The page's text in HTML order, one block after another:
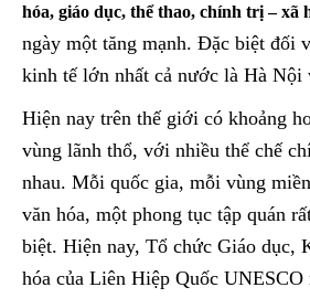
hóa, giáo dục, thể thao, chính trị – xã
ngày một tăng mạnh. Đặc biệt đối
kinh tế lớn nhất cả nước là Hà Nội
Hiện nay trên thế giới có khoảng
vùng lãnh thổ, với nhiều thể chế
nhau. Mỗi quốc gia, mỗi vùng
văn hóa, một phong tục tập quán
biệt. Hiện nay, Tổ chức Giáo dục,
hóa của Liên Hiệp Quốc